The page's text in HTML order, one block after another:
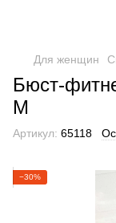
Для женщин
Бюст-
M
Артикул: 65118
−30%